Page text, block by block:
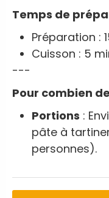
Temps de
Préparation :
Cuisson : 5
---
Pour combien
Portions :
pâte à
personnes).